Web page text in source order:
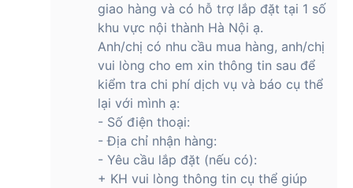
giao hàng và có hỗ trợ lắp đặt tại 1 số
khu vực nội thành Hà Nội ạ.
Anh/chị có nhu cầu mua hàng, anh/chị
vui lòng cho em xin thông tin sau để
kiểm tra chi phí dịch vụ và báo cụ thể
lại với mình ạ:
- Số điện thoại:
- Địa chỉ nhận hàng:
- Yêu cầu lắp đặt (nếu có):
+ KH vui lòng thông tin cụ thể giúp